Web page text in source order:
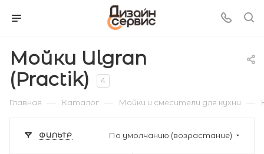
Мойки Ulgran
(Practik)
4
Главная — Каталог — Мойки и смесители для кухни —
ФИЛЬТР По умолчанию (возрастание)